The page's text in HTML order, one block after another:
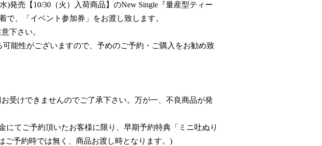
発売【10/30（火）入荷商品】のNew Single『量産型ティー
、「イベント参加券」をお渡し致します。
下さい。
能性がございますので、予めのご予約・ご購入をお勧め致
受けできませんのでご了承下さい。万が一、不良商品が発
にてご予約頂いたお客様に限り、早期予約特典「ミニ吐ぬり
ご予約時では無く、商品お渡し時となります。)